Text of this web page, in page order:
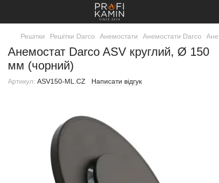
Решітки Решітки Darco Анемостати Анемостати Darco
Анемостат Darco ASV круглий, Ø 150
мм (чорний)
Артикул: ASV150-ML.CZ Написати відгук